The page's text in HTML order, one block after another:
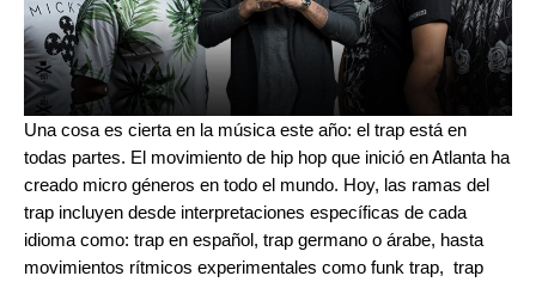
Una cosa es cierta en la música este año: el trap está en
todas partes. El movimiento de hip hop que inició en Atlanta ha
creado micro géneros en todo el mundo. Hoy, las ramas del
trap incluyen desde interpretaciones específicas de cada
idioma como: trap en español, trap germano o árabe, hasta
movimientos rítmicos experimentales como funk trap, trap